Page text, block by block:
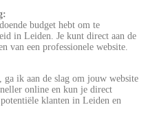
budget hebt om te
in Leiden. Je kunt direct aan de
van een professionele website.
ik aan de slag om jouw website
online en kun je direct
klanten in Leiden en